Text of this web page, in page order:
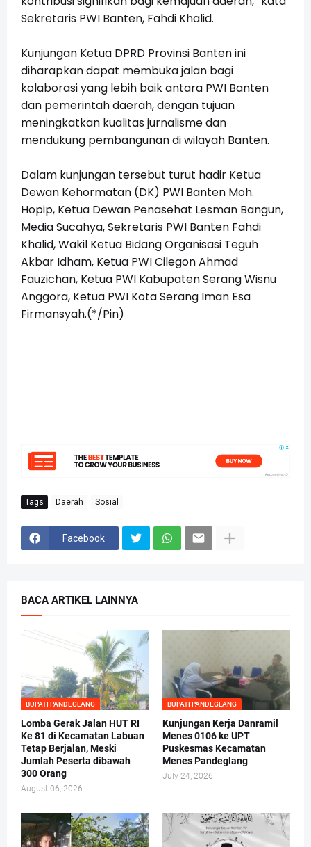
Sekretaris PWI Banten, Fahdi Khalid.
Kunjungan Ketua DPRD Provinsi Banten ini
diharapkan dapat membuka jalan bagi
kolaborasi yang lebih baik antara PWI Banten
dan pemerintah daerah, dengan tujuan
meningkatkan kualitas jurnalisme dan
mendukung pembangunan di wilayah Banten.
Dalam kunjungan tersebut turut hadir Ketua
Dewan Kehormatan (DK) PWI Banten Moh.
Hopip, Ketua Dewan Penasehat Lesman Bangun,
Media Sucahya, Sekretaris PWI Banten Fahdi
Khalid, Wakil Ketua Bidang Organisasi Teguh
Akbar Idham, Ketua PWI Cilegon Ahmad
Fauzichan, Ketua PWI Kabupaten Serang Wisnu
Anggora, Ketua PWI Kota Serang Iman Esa
Firmansyah.(*/Pin)
Tags Daerah Sosial
Facebook
BACA ARTIKEL LAINNYA
BUPATI PANDEGLANG
Lomba Gerak Jalan HUT RI
Ke 81 di Kecamatan Labuan
Tetap Berjalan, Meski
Jumlah Peserta dibawah
300 Orang
August 06, 2026
BUPATI PANDEGLANG
Kunjungan Kerja Danramil
Menes 0106 ke UPT
Puskesmas Kecamatan
Menes Pandeglang
July 24, 2026